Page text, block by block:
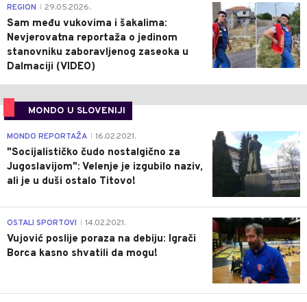
0
REGION 29.05.2026.
Sam među vukovima i šakalima:
Nevjerovatna reportaža o jedinom
stanovniku zaboravljenog zaseoka u
Dalmaciji (VIDEO)
MONDO U SLOVENIJI
4
MONDO REPORTAŽA 16.02.2021.
"Socijalističko čudo nostalgično za
Jugoslavijom": Velenje je izgubilo naziv,
ali je u duši ostalo Titovo!
1
OSTALI SPORTOVI 14.02.2021.
Vujović poslije poraza na debiju: Igrači
Borca kasno shvatili da mogu!